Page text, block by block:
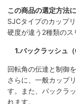
この商品の選定方法
SJCタイプのカップ
硬度が違う2種類の
1.バックラッシュ
回転角の伝達と制御
さらに、一般カップ
す。また、バックラ
れます。